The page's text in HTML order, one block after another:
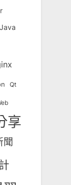
Java
Qt
享
聞